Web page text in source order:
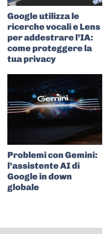
Google utilizza le
ricerche vocali e Lens
per addestrare l’IA:
come proteggere la
tua privacy
Problemi con Gemini:
l’assistente AI di
Google in down
globale